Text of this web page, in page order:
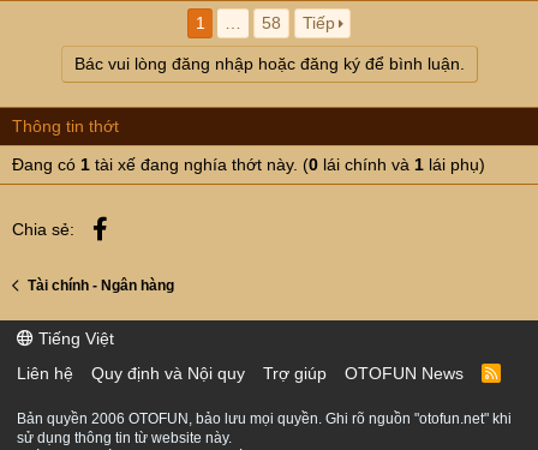
1 58 Tiếp
Bác vui lòng đăng nhập hoặc đăng ký để bình luận.
Thông tin thớt
Đang có 1 tài xế đang nghía thớt này. (0 lái chính và 1 lái phụ)
Chia sẻ:
Tài chính - Ngân hàng
Tiếng Việt
Liên hệ
Quy định và Nội quy Trợ giúp OTOFUN News
R
S
Bản quyền 2006 OTOFUN, bảo lưu mọi quyền. Ghi rõ nguồn "otofun.net" khi
sử dụng thông tin từ website này.